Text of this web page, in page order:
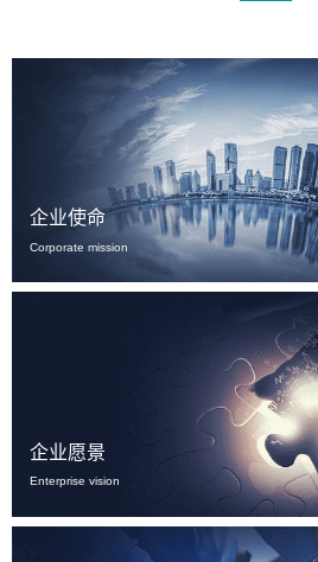
企业使命
Corporate mission
企业愿景
Enterprise vision